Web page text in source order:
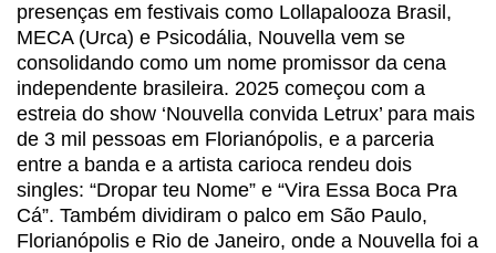
presenças em festivais como Lollapalooza Brasil,
MECA (Urca) e Psicodália, Nouvella vem se
consolidando como um nome promissor da cena
independente brasileira. 2025 começou com a
estreia do show ‘Nouvella convida Letrux’ para mais
de 3 mil pessoas em Florianópolis, e a parceria
entre a banda e a artista carioca rendeu dois
singles: “Dropar teu Nome” e “Vira Essa Boca Pra
Cá”. Também dividiram o palco em São Paulo,
Florianópolis e Rio de Janeiro, onde a Nouvella foi a